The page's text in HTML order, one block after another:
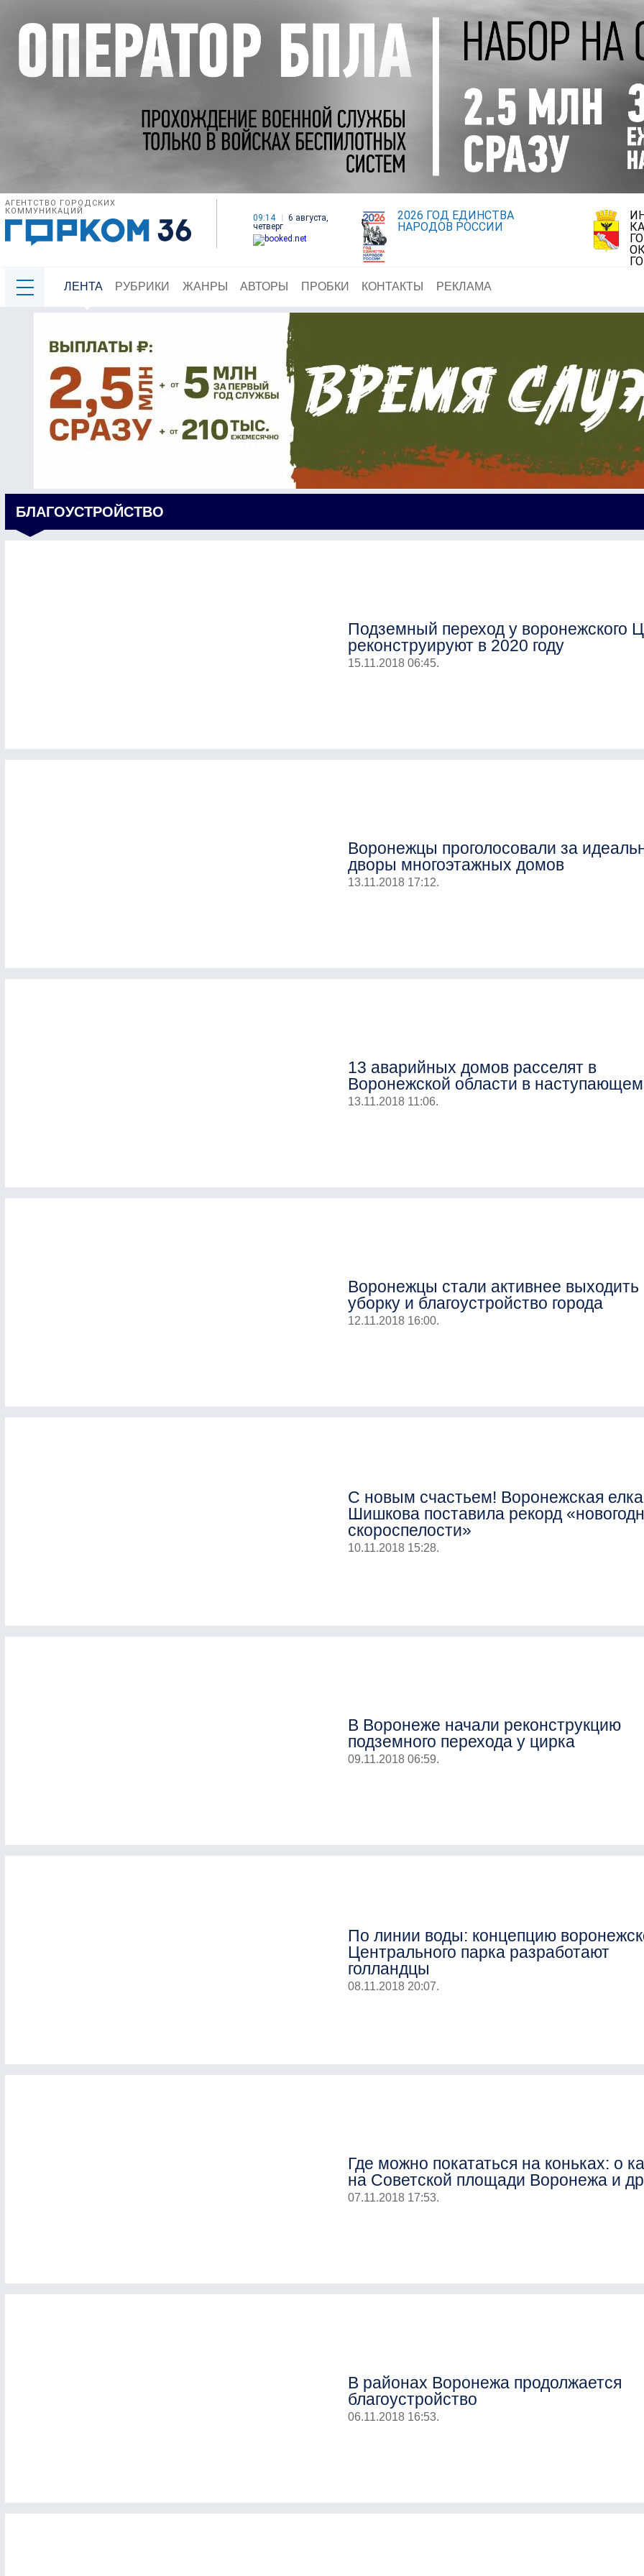
АГЕНТСТВО ГОРОДСКИХ
КОММУНИКАЦИЙ
09:14
6 августа,
четверг
2026 ГОД ЕДИНСТВА
НАРОДОВ РОССИИ
ЛЕНТА РУБРИКИ ЖАНРЫ АВТОРЫ ПРОБКИ КОНТАКТЫ РЕКЛАМА
БЛАГОУСТРОЙСТВО
Подземный переход у воронежского
реконструируют в 2020 году
15.11.2018 06:45.
Воронежцы проголосовали за
дворы многоэтажных домов
13.11.2018 17:12.
13 аварийных домов расселят в
Воронежской области в наступающем
13.11.2018 11:06.
Воронежцы стали активнее выходить
уборку и благоустройство города
12.11.2018 16:00.
С новым счастьем! Воронежская
Шишкова поставила рекорд
скороспелости»
10.11.2018 15:28.
В Воронеже начали реконструкцию
подземного перехода у цирка
09.11.2018 06:59.
По линии воды: концепцию
Центрального парка разработают
голландцы
08.11.2018 20:07.
Где можно покататься на коньках: о
на Советской площади Воронежа и
07.11.2018 17:53.
В районах Воронежа продолжается
благоустройство
06.11.2018 16:53.